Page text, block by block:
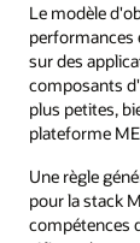
Le modèle
performances
sur des
composants
plus petites,
plateforme
Une règle
pour la stack
compétences